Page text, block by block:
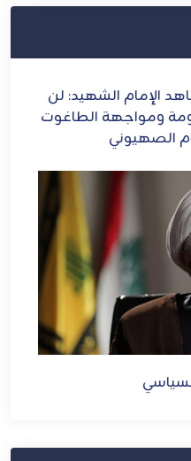
الإمام الشهيد: لن
ومواجهة الطاغوت
الصهيوني